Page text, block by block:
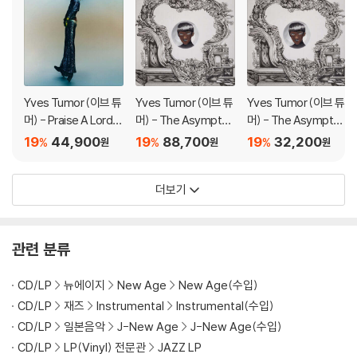
Yves Tumor (이브 튜
머) - Praise A Lord
Who Chews But Whi
me; (Or Simply, Hot
P]
44,900원
19%
Yves Tumor (이브 튜
머) - The Asymptoti
cal World (EP) [7인
88,700원
19%
Yves Tumor (이브 튜
머) - The Asymptoti
cal World (EP) [LP]
32,200원
19%
더보기
관련 분류
CD/LP 뉴에이지 New Age
New Age(수입)
CD/LP
재즈 Instrumental
Instrumental(수입)
CD/LP
일본음악 J-New Age
J-New Age(수입)
CD/LP
LP(Vinyl) 전문관
JAZZ LP